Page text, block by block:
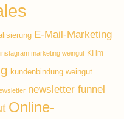
E-Mail-Marketing
instagram marketing weingut KI im
kundenbindung weingut
newsletter funnel
Online-